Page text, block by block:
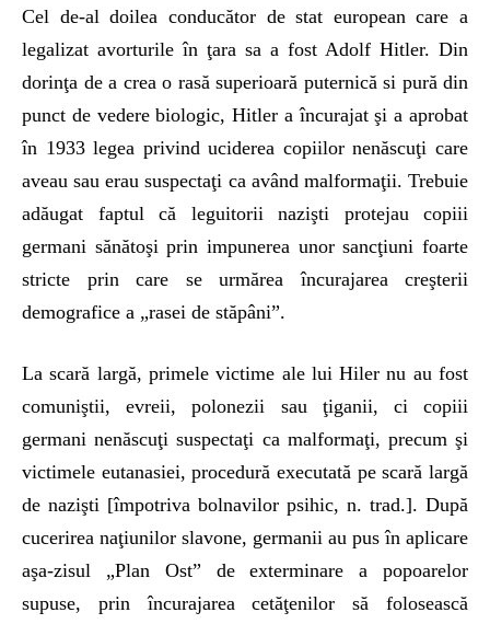
Cel de-al doilea conducător de stat european care a
legalizat avorturile în ţara sa a fost Adolf Hitler. Din
dorinţa de a crea o rasă superioară puternică si pură din
punct de vedere biologic, Hitler a încurajat şi a aprobat
în 1933 legea privind uciderea copiilor nenăscuţi care
aveau sau erau suspectaţi ca având malformaţii. Trebuie
adăugat faptul că leguitorii nazişti protejau copiii
germani sănătoşi prin impunerea unor sancţiuni foarte
stricte prin care se urmărea încurajarea creşterii
demografice a „rasei de stăpâni”.
La scară largă, primele victime ale lui Hiler nu au fost
comuniştii, evreii, polonezii sau ţiganii, ci copiii
germani nenăscuţi suspectaţi ca malformaţi, precum şi
victimele eutanasiei, procedură executată pe scară largă
de nazişti [împotriva bolnavilor psihic, n. trad.]. După
cucerirea naţiunilor slavone, germanii au pus în aplicare
aşa-zisul „Plan Ost” de exterminare a popoarelor
supuse, prin încurajarea cetăţenilor să folosească